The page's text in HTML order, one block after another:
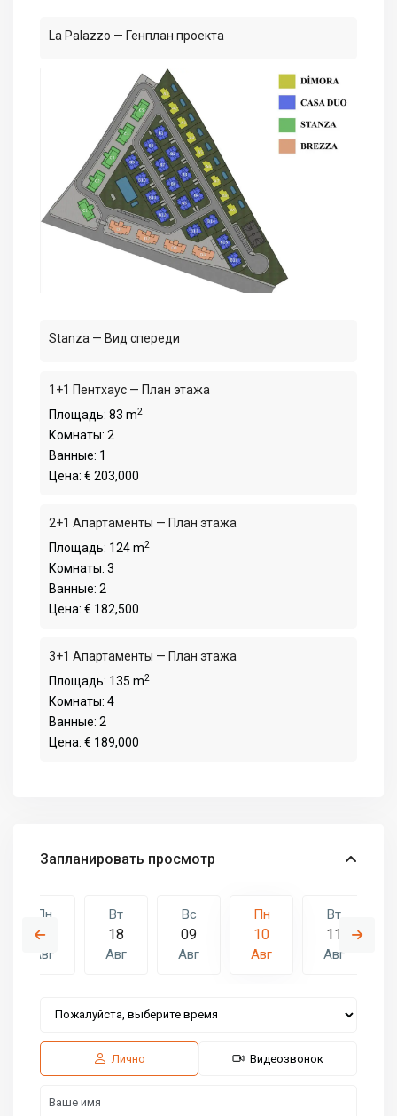
La Palazzo — Генплан проекта
Stanza — Вид спереди
1+1 Пентхаус — План этажа
Площадь: 83 m2
Комнаты: 2
Ванные: 1
Цена: € 203,000
2+1 Апартаменты — План этажа
Площадь: 124 m2
Комнаты: 3
Ванные: 2
Цена: € 182,500
3+1 Апартаменты — План этажа
Площадь: 135 m2
Комнаты: 4
Ванные: 2
Цена: € 189,000
Запланировать просмотр
Пн
17
Авг
Вт
18
Авг
Вс
09
Авг
Пн
10
Авг
Вт
11
Авг
Пн
Авг
Вт
Лично Видеозвонок